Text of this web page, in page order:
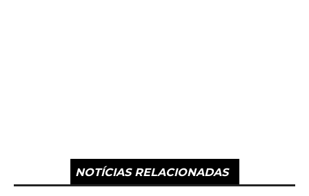
NOTÍCIAS RELACIONADAS